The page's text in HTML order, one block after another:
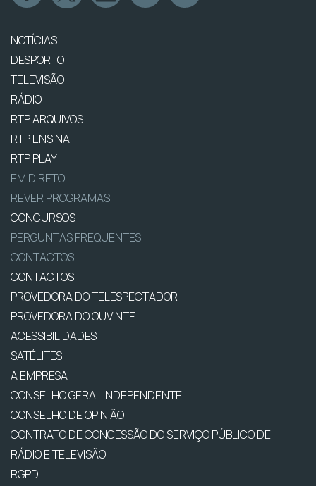
NOTÍCIAS
DESPORTO
TELEVISÃO
RÁDIO
RTP ARQUIVOS
RTP ENSINA
RTP PLAY
EM DIRETO
REVER PROGRAMAS
CONCURSOS
PERGUNTAS FREQUENTES
CONTACTOS
CONTACTOS
PROVEDORA DO TELESPECTADOR
PROVEDORA DO OUVINTE
ACESSIBILIDADES
SATÉLITES
A EMPRESA
CONSELHO GERAL INDEPENDENTE
CONSELHO DE OPINIÃO
CONTRATO DE CONCESSÃO DO SERVIÇO PÚBLICO DE
RÁDIO E TELEVISÃO
RGPD